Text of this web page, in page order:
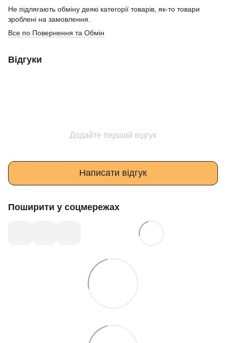
Не підлягають обміну деякі категорії товарів, як-то товари
зроблені на замовлення.
Все по Повернення та Обмін
Відгуки
Додайте перший відгук
Написати відгук
Поширити у соцмережах